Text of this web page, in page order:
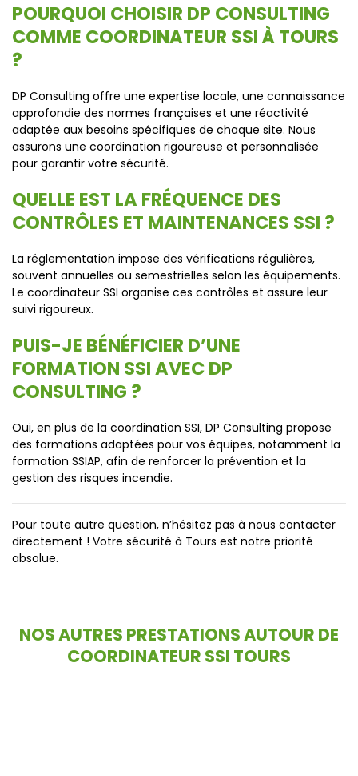
POURQUOI CHOISIR DP CONSULTING
COMME COORDINATEUR SSI À TOURS
?
DP Consulting offre une expertise locale, une connaissance
approfondie des normes françaises et une réactivité
adaptée aux besoins spécifiques de chaque site. Nous
assurons une coordination rigoureuse et personnalisée
pour garantir votre sécurité.
QUELLE EST LA FRÉQUENCE DES
CONTRÔLES ET MAINTENANCES SSI ?
La réglementation impose des vérifications régulières,
souvent annuelles ou semestrielles selon les équipements.
Le coordinateur SSI organise ces contrôles et assure leur
suivi rigoureux.
PUIS-JE BÉNÉFICIER D’UNE
FORMATION SSI AVEC DP
CONSULTING ?
Oui, en plus de la coordination SSI, DP Consulting propose
des formations adaptées pour vos équipes, notamment la
formation SSIAP, afin de renforcer la prévention et la
gestion des risques incendie.
Pour toute autre question, n’hésitez pas à nous contacter
directement ! Votre sécurité à Tours est notre priorité
absolue.
NOS AUTRES PRESTATIONS AUTOUR DE
COORDINATEUR SSI TOURS